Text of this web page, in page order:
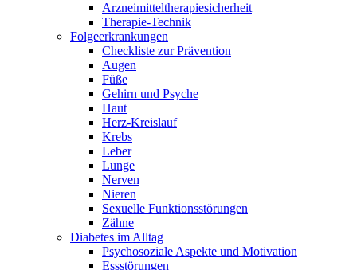
Arzneimitteltherapie­sicherheit
Therapie-Technik
Fol­ge­er­kran­kun­gen
Checkliste zur Prävention
Augen
Füße
Gehirn und Psyche
Haut
Herz-Kreislauf
Krebs
Leber
Lunge
Nerven
Nieren
Sexuelle Funktionsstörungen
Zähne
Diabetes im Alltag
Psychosoziale Aspekte und Motivation
Essstörungen